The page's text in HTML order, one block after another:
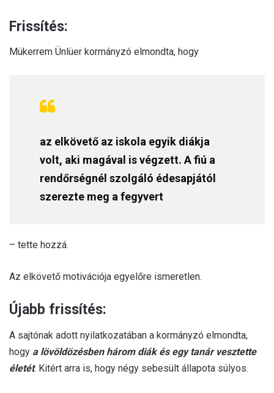
Frissítés:
Mükerrem Ünlüer kormányzó elmondta, hogy
az elkövető az iskola egyik diákja
volt, aki magával is végzett. A fiú a
rendőrségnél szolgáló édesapjától
szerezte meg a fegyvert
– tette hozzá.
Az elkövető motivációja egyelőre ismeretlen.
Újabb frissítés:
A sajtónak adott nyilatkozatában a kormányzó elmondta,
hogy a lövöldözésben három diák és egy tanár vesztette
életét. Kitért arra is, hogy négy sebesült állapota súlyos.